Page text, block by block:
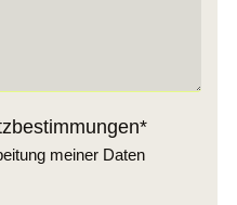
meiner Daten